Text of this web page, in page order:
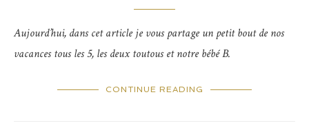
Aujourd’hui, dans cet article je vous partage un petit bout de nos
vacances tous les 5, les deux toutous et notre bébé B.
CONTINUE READING